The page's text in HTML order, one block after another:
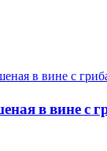
в вине с